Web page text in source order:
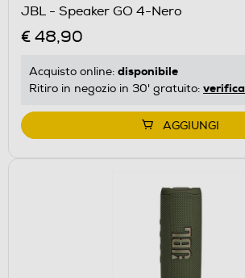
JBL - Speaker GO 4-Nero
€ 48,90
Acquisto online: disponibile
Ritiro in negozio in 30' gratuito: verifica
AGGIUNGI